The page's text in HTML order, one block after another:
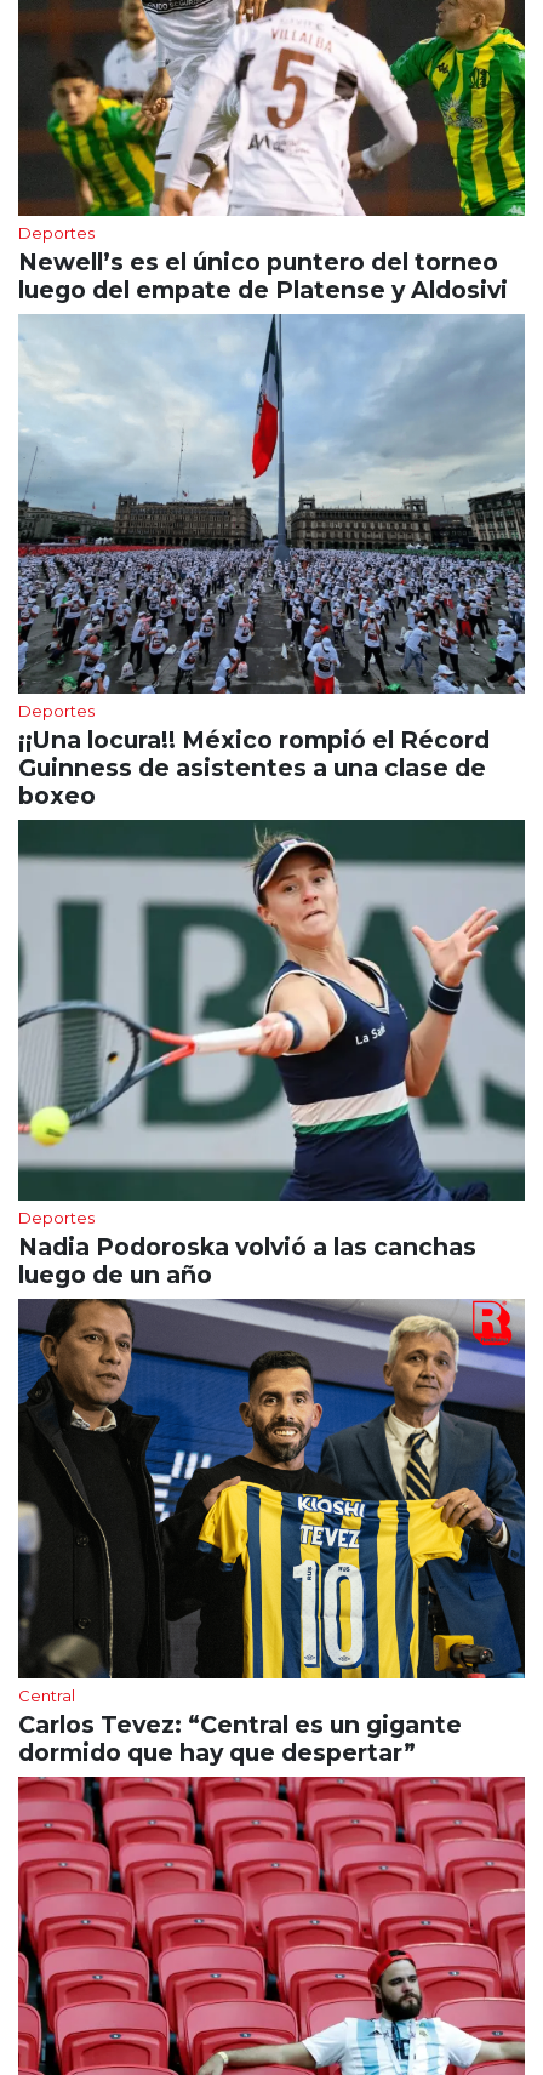
Deportes
Newell’s es el único puntero del torneo
luego del empate de Platense y Aldosivi
Deportes
¡¡Una locura!! México rompió el Récord
Guinness de asistentes a una clase de
boxeo
Deportes
Nadia Podoroska volvió a las canchas
luego de un año
Central
Carlos Tevez: “Central es un gigante
dormido que hay que despertar”